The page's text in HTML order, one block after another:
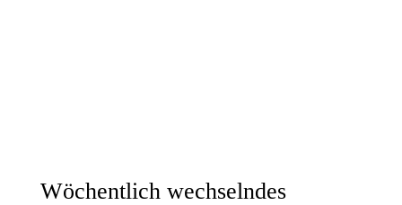
Wöchentlich wechselndes